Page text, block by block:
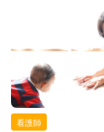
レッスン
定期予約
サポートの特徴
資格
看護師